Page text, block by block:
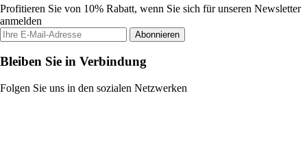
Profitieren Sie von 10% Rabatt, wenn Sie sich für unseren Newsletter
anmelden
Abonnieren
Bleiben Sie in Verbindung
Folgen Sie uns in den sozialen Netzwerken